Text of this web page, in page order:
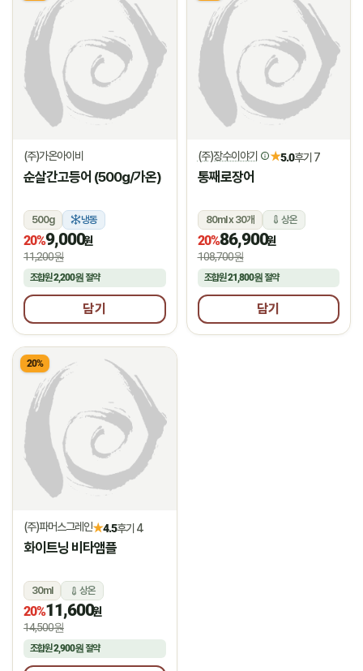
(주)가온아이비
순살간고등어 (500g/가온)
500g 냉동
20%9,000원
11,200원
조합원2,200원 절약
담기
(주)장수이야기 ★5.0후기 7
통째로장어
80ml x 30개 상온
20%86,900원
108,700원
조합원21,800원절약
담기
20%
(주)파머스그레인★4.5후기 4
화이트닝 비타앰플
30ml 상온
20%11,600원
14,500원
조합원2,900원 절약